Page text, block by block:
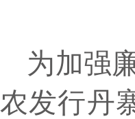
为加强
农发行丹